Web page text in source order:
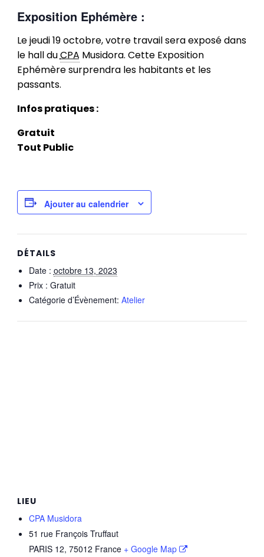
Exposition Ephémère :
Le jeudi 19 octobre, votre travail sera exposé dans
le hall duCPA Musidora. Cette Exposition
Ephémère surprendra les habitants et les
passants.
Infos pratiques :
Gratuit
Tout Public
Ajouter au calendrier
DÉTAILS
Date : octobre 13, 2023
Prix : Gratuit
Catégorie d’Évènement: Atelier
LIEU
CPA Musidora
51 rue François Truffaut
PARIS 12, 75012 France + Google Map